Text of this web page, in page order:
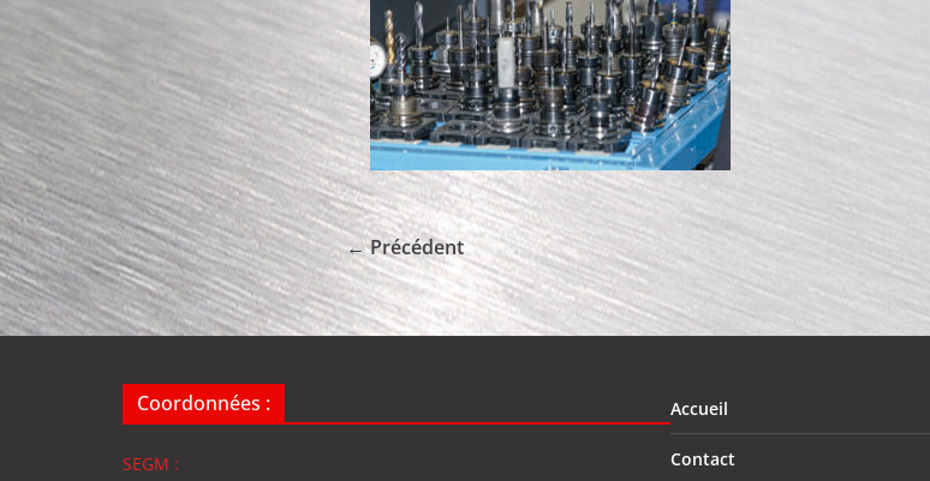
← Précédent
Coordonnées :
SEGM :
Accueil
Contact